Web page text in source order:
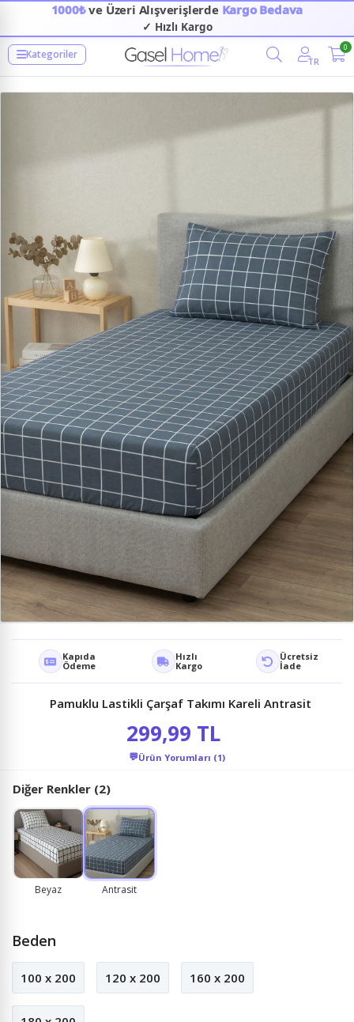
1000₺ve Üzeri Alışverişlerde Kargo Bedava
✓ Hızlı Kargo
✓ Güvenilir Alışveriş
Kategoriler
TR
0
Kapıda
Ödeme
Hızlı
Kargo
Ücretsiz
İade
Pamuklu Lastikli Çarşaf Takımı Kareli Antrasit
299,99 TL
💬Ürün Yorumları (1)
Diğer Renkler (2)
Beyaz Antrasit
Beden
100 x 200 120 x 200 160 x 200